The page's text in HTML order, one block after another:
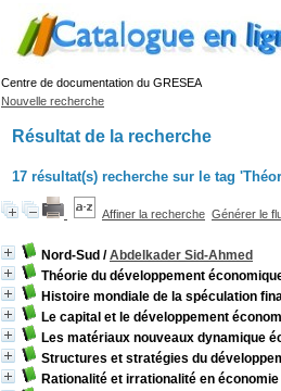
Centre de documentation du GRESEA
Nouvelle recherche
Résultat de la recherche
17 résultat(s) recherche sur le tag
Affiner la recherche Générer le
Nord-Sud /Abdelkader Sid-Ahmed
Théorie du développement
Histoire mondiale de la spéculation
Le capital et le développement
Les matériaux nouveaux dynamique
Structures et stratégies du
Rationalité et irrationalité en économie